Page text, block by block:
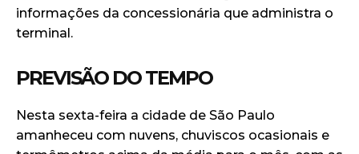
informações da concessionária que administra o
terminal.
PREVISÃO DO TEMPO
Nesta sexta-feira a cidade de São Paulo
amanheceu com nuvens, chuviscos ocasionais e